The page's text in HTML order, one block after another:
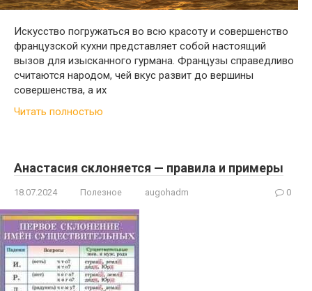
Искусство погружаться во всю красоту и совершенство
французской кухни представляет собой настоящий
вызов для изысканного гурмана. Французы справедливо
считаются народом, чей вкус развит до вершины
совершенства, а их
Читать полностью
Анастасия склоняется — правила и примеры
18.07.2024 Полезное augohadm 0